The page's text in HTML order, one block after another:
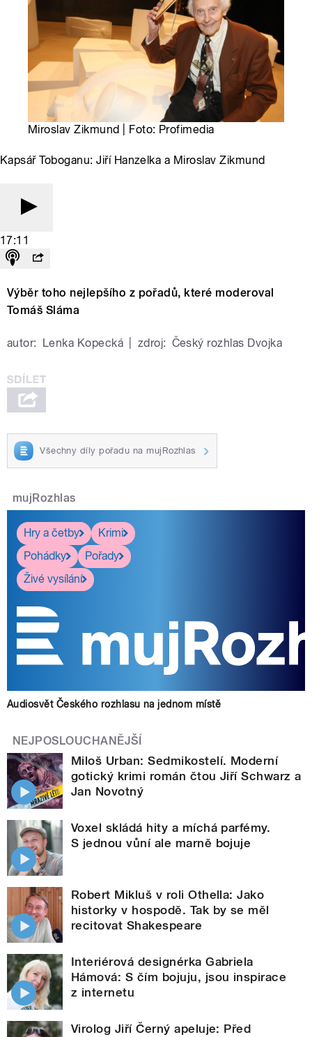
Miroslav Zikmund | Foto: Profimedia
Kapsář Toboganu: Jiří Hanzelka a Miroslav Zikmund
17:11
Výběr toho nejlepšího z pořadů, které moderoval
Tomáš Sláma
autor: Lenka Kopecká zdroj: Český rozhlas Dvojka
Všechny díly pořadu na mujRozhlas
mujRozhlas
Hry a četby
Krimi
Pohádky
Pořady
Živé vysílání
Audiosvět Českého rozhlasu na jednom místě
NEJPOSLOUCHANĚJŠÍ
Miloš Urban: Sedmikostelí. Moderní
gotický krimi román čtou Jiří Schwarz a
Jan Novotný
Voxel skládá hity a míchá parfémy.
S jednou vůní ale marně bojuje
Robert Mikluš v roli Othella: Jako
historky v hospodě. Tak by se měl
recitovat Shakespeare
Interiérová designérka Gabriela
Hámová: S čím bojuju, jsou inspirace
z internetu
Virolog Jiří Černý apeluje: Před